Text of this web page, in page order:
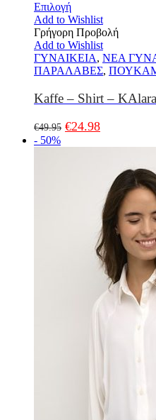
Επιλογή
Add to Wishlist
Γρήγορη Προβολή
Add to Wishlist
ΓΥΝΑΙΚΕΙΑ, ΝΕΑ
ΠΑΡΑΛΑΒΕΣ,
Kaffe – Shirt – KAlara
€49.95 €24.98
- 50%